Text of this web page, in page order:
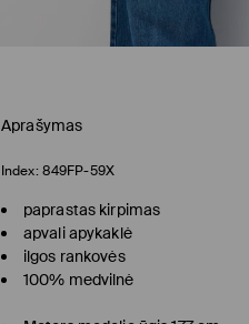
Aprašymas
Index: 849FP-59X
paprastas kirpimas
apvali apykaklė
ilgos rankovės
100% medvilnė